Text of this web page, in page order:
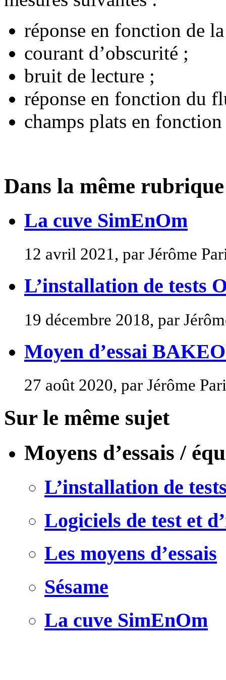
réponse en fonction de
courant d’obscurité ;
bruit de lecture ;
réponse en fonction du
champs plats en
Dans la même rubrique
La cuve SimEnOm
12 avril 2021, par Jérôme
L’installation de tests
19 décembre 2018, par
Moyen d’essai
27 août 2020, par Jérôme
Sur le même sujet
Moyens d’essais /
L’installation de
Logiciels de test et
Les moyens d’essais
Sésame
La cuve SimEnOm